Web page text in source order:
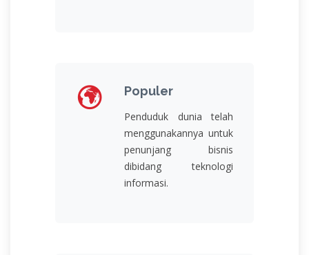
Populer
Penduduk dunia telah
menggunakannya untuk
penunjang bisnis
dibidang teknologi
informasi.